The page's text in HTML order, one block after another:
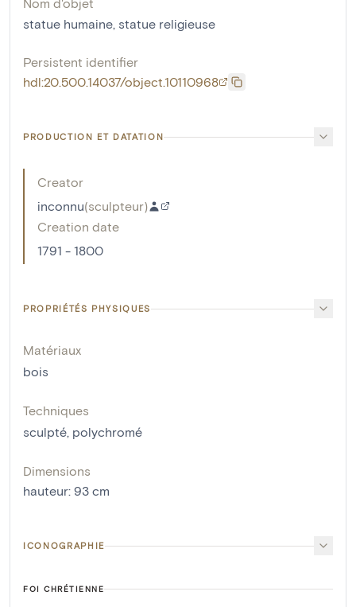
Nom d'objet
statue humaine, statue religieuse
Persistent identifier
hdl:20.500.14037/object.10110968
PRODUCTION ET DATATION
Creator
inconnu(sculpteur)
Creation date
1791 - 1800
PROPRIÉTÉS PHYSIQUES
Matériaux
bois
Techniques
sculpté, polychromé
Dimensions
hauteur: 93 cm
ICONOGRAPHIE
FOI CHRÉTIENNE